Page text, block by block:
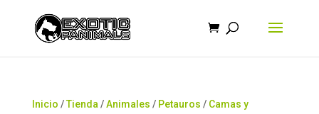
Inicio /Tienda /Animales / Petauros / Camas y